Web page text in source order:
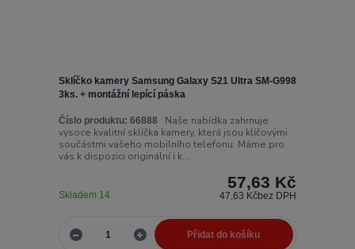
Sklíčko kamery Samsung Galaxy S21 Ultra SM-G998
3ks. + montážní lepící páska
Číslo produktu: 66888
Naše nabídka zahrnuje
vysoce kvalitní sklíčka kamery, která jsou klíčovými
součástmi vašeho mobilního telefonu. Máme pro
vás k dispozici originální i k...
57,63 Kč
47,63 Kčbez DPH
Skladem 14
Přidat do košíku